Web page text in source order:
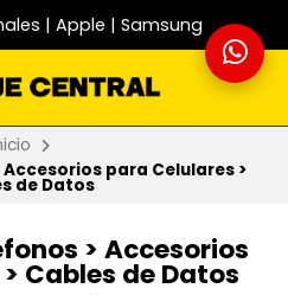
| Apple | Samsung
para Celulares >
de Datos
> Accesorios
Cables de Datos